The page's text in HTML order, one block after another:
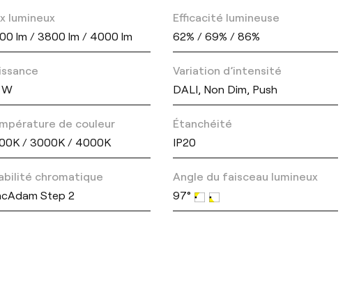
lumineux
lm / 3800 lm / 4000 lm
Efficacité lumineuse
62% / 69% / 86%
Variation d’intensité
DALI, Non Dim, Push
de couleur
/ 3000K / 4000K
Étanchéité
IP20
chromatique
Step 2
Angle du faisceau lumineux
97°